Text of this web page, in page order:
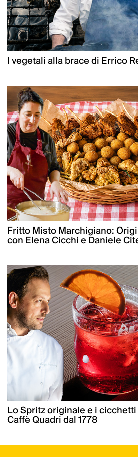
I vegetali alla brace di Errico
Fritto Misto Marchigiano:
con Elena Cicchi e Daniele
Lo Spritz originale e i
Caffè Quadri dal 1778